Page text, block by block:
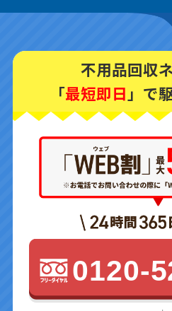
不用品回収
「最短即日 」で
0120-